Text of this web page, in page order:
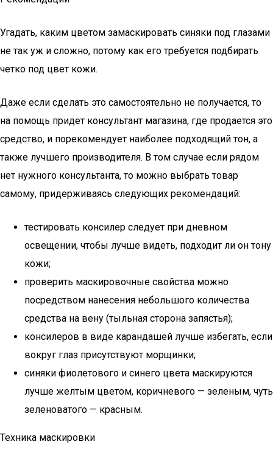
Угадать, каким цветом замаскировать синяки под глазами
не так уж и сложно, потому как его требуется подбирать
четко под цвет кожи.
Даже если сделать это самостоятельно не получается, то
на помощь придет консультант магазина, где продается это
средство, и порекомендует наиболее подходящий тон, а
также лучшего производителя. В том случае если рядом
нет нужного консультанта, то можно выбрать товар
самому, придерживаясь следующих рекомендаций:
тестировать консилер следует при дневном
освещении, чтобы лучше видеть, подходит ли он тону
кожи;
проверить маскировочные свойства можно
посредством нанесения небольшого количества
средства на вену (тыльная сторона запястья);
консилеров в виде карандашей лучше избегать, если
вокруг глаз присутствуют морщинки;
синяки фиолетового и синего цвета маскируются
лучше желтым цветом, коричневого — зеленым, чуть
зеленоватого — красным.
Техника маскировки